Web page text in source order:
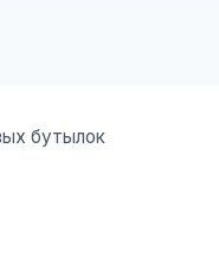
бутылок